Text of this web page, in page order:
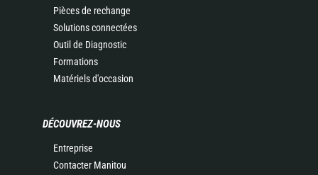
Pièces de rechange
Solutions connectées
Outil de Diagnostic
Formations
Matériels d'occasion
DÉCOUVREZ-NOUS
Entreprise
Contacter Manitou